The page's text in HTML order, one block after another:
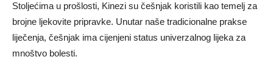
Stoljećima u prošlosti, Kinezi su češnjak koristili kao temelj za
brojne ljekovite pripravke. Unutar naše tradicionalne prakse
liječenja, češnjak ima cijenjeni status univerzalnog lijeka za
mnoštvo bolesti.